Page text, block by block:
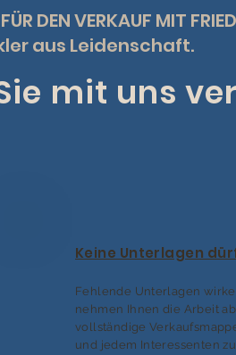
DEN VERKAUF MIT
aus Leidenschaft.
mit uns
Keine Unterlagen
Fehlende Unterlagen
nehmen Ihnen die Arbeit
vollständige
und jedem Interessenten